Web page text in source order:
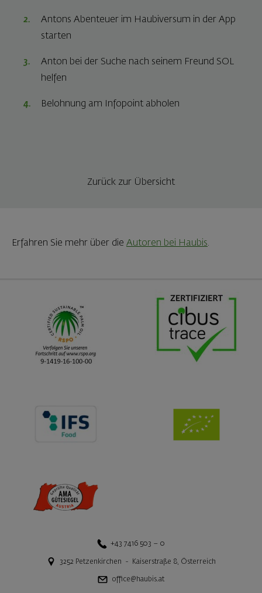
Antons Abenteuer im Haubiversum in der App
starten
Anton bei der Suche nach seinem Freund SOL
helfen
Belohnung am Infopoint abholen
Zurück zur Übersicht
Erfahren Sie mehr über die Autoren bei Haubis.
+43 7416 503 – 0
3252 Petzenkirchen - Kaiserstraße 8, Österreich
office@haubis.at